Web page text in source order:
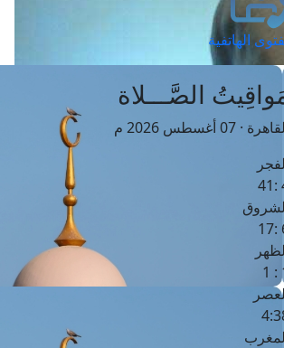
الهاتفية
الصَّـــلاة
· 07 أغسطس 2026 م